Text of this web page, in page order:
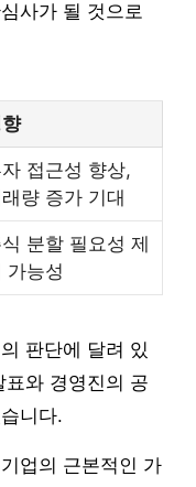
사가 될 것으로
접근성 향상,
량 증가 기대
분할 필요성 제
가능성
판단에 달려 있
와 경영진의 공
니다.
업의 근본적인 가